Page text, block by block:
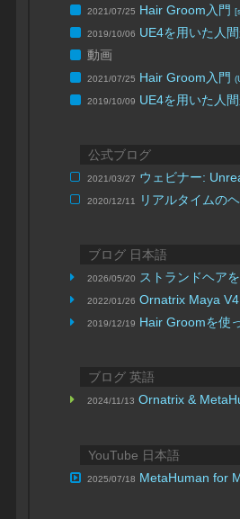
2021/07/25 Hair Groom入門
2019/10/06 UE4を用いた人
動画
2021/07/25 Hair Groom入門
2019/10/09 UE4を用いた人
公式ブログ
2021/03/27 ウェビナー:
2020/12/11 リアルタイムの
ブログ 日本語
2026/05/20 ストランドヘア
2022/01/26 Ornatrix Maya
2019/12/19 Hair Groomを使
ブログ 英語
2024/11/13 Ornatrix &
YouTube 日本語
2025/07/18 MetaHuman for